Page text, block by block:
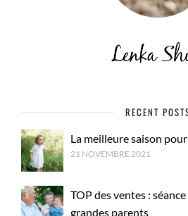
RECENT
La meilleure saison
21 NOVEMBRE 2021
TOP des ventes :
grandes parents